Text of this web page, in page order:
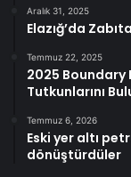
Aralık 31, 2025
Elazığ’da
Temmuz 22, 2025
2025 Boundary
Tutkunlarını
Temmuz 6, 2026
Eski yer altı
dönüştürdüler